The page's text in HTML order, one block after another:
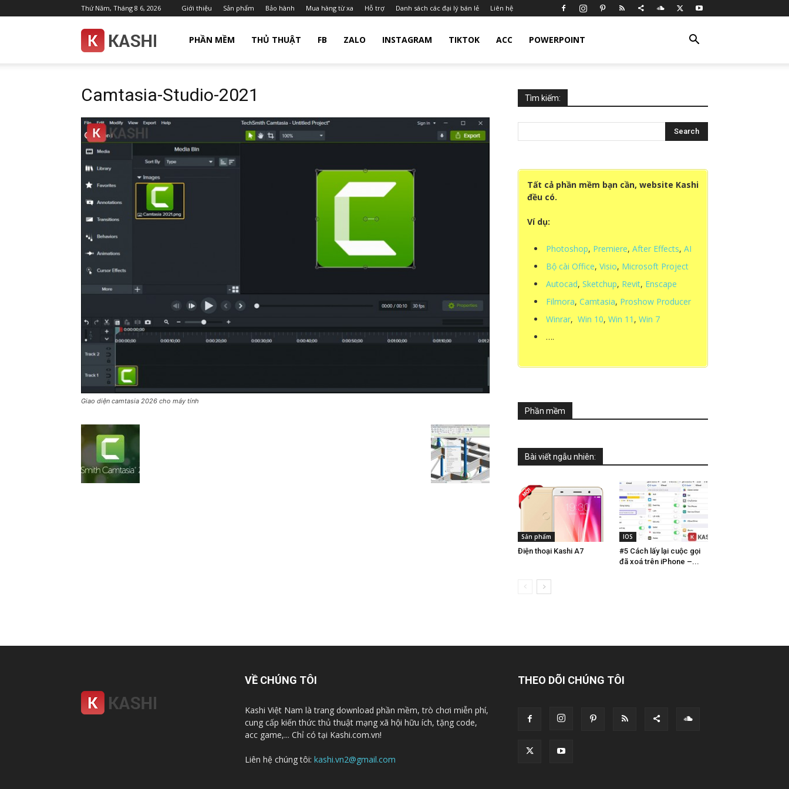
Thứ Năm, Tháng 8 6, 2026 Giới thiệu Sản phẩm Bảo hành Mua hàng từ xa Hỗ trợ Danh sách các đại lý bán lẻ Liên hệ
Kashi.com.vnPHẦN MỀM THỦ THUẬT FB ZALO INSTAGRAM TIKTOK ACC POWERPOINT
Camtasia-Studio-2021
Giao diện camtasia 2026 cho máy tính
Tìm kiếm:
Tất cả phần mềm bạn cần, website Kashi
đều có.
Ví dụ:
Photoshop, Premiere, After Effects, AI
Bộ cài Office, Visio, Microsoft Project
Autocad, Sketchup, Revit, Enscape
Filmora, Camtasia, Proshow Producer
Winrar, Win 10, Win 11 , Win 7
….
Phần mềm
Bài viết ngẫu nhiên:
Sản phẩm
Điện thoại Kashi A7
IOS
#5 Cách lấy lại cuộc gọi
đã xoá trên iPhone –...
VỀ CHÚNG TÔI
Kashi Việt Nam là trang download phần mềm, trò chơi miễn phí,
cung cấp kiến thức thủ thuật mạng xã hội hữu ích, tặng code,
acc game,... Chỉ có tại Kashi.com.vn!
Liên hệ chúng tôi: kashi.vn2@gmail.com
THEO DÕI CHÚNG TÔI